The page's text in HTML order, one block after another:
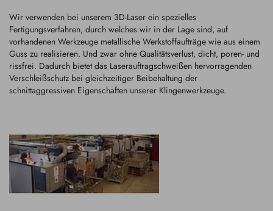
Wir verwenden bei unserem 3D-Laser ein spezielles
Fertigungsverfahren, durch welches wir in der Lage sind, auf
vorhandenen Werkzeuge metallische Werkstoffaufträge wie aus einem
Guss zu realisieren. Und zwar ohne Qualitätsverlust, dicht, poren- und
rissfrei. Dadurch bietet das Laserauftragschweißen hervorragenden
Verschleißschutz bei gleichzeitiger Beibehaltung der
schnittaggressiven Eigenschaften unserer Klingenwerkzeuge.